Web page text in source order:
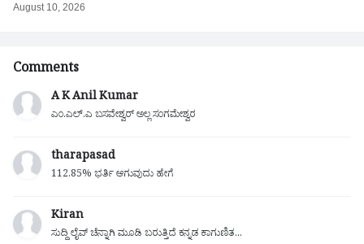
August 10, 2026
Comments
A K Anil Kumar
ಎಂ.ಎಲ್.ಎ ಬಸವೇಶ್ವರ್ ಅಲ್ಲ ಸಂಗಮೇಶ್ವರ
tharapasad
112.85% ಭರ್ತಿ ಆಗುವುದು ಹೇಗೆ
Kiran
ಸುದ್ದಿ ಲೈವ್ ಚೆನ್ನಾಗಿ ಮೂಡಿ ಬರುತ್ತಿದೆ ಕನ್ನಡ ಕಾಗುಣಿತ...